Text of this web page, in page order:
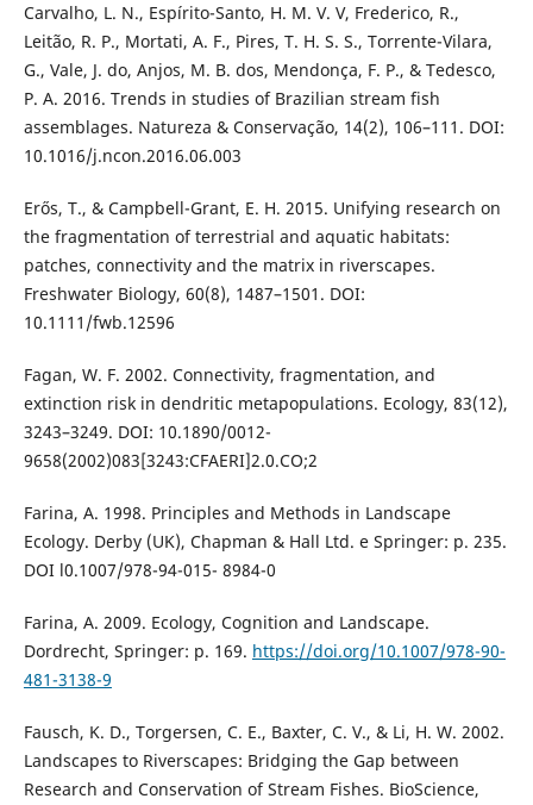
Carvalho, L. N., Espírito-Santo, H. M. V. V, Frederico, R.,
Leitão, R. P., Mortati, A. F., Pires, T. H. S. S., Torrente-Vilara,
G., Vale, J. do, Anjos, M. B. dos, Mendonça, F. P., & Tedesco,
P. A. 2016. Trends in studies of Brazilian stream fish
assemblages. Natureza & Conservação, 14(2), 106–111. DOI:
10.1016/j.ncon.2016.06.003
Erős, T., & Campbell-Grant, E. H. 2015. Unifying research on
the fragmentation of terrestrial and aquatic habitats:
patches, connectivity and the matrix in riverscapes.
Freshwater Biology, 60(8), 1487–1501. DOI:
10.1111/fwb.12596
Fagan, W. F. 2002. Connectivity, fragmentation, and
extinction risk in dendritic metapopulations. Ecology, 83(12),
3243–3249. DOI: 10.1890/0012-
9658(2002)083[3243:CFAERI]2.0.CO;2
Farina, A. 1998. Principles and Methods in Landscape
Ecology. Derby (UK), Chapman & Hall Ltd. e Springer: p. 235.
DOI l0.1007/978-94-015- 8984-0
Farina, A. 2009. Ecology, Cognition and Landscape.
Dordrecht, Springer: p. 169. https://doi.org/10.1007/978-90-
481-3138-9
Fausch, K. D., Torgersen, C. E., Baxter, C. V., & Li, H. W. 2002.
Landscapes to Riverscapes: Bridging the Gap between
Research and Conservation of Stream Fishes. BioScience,